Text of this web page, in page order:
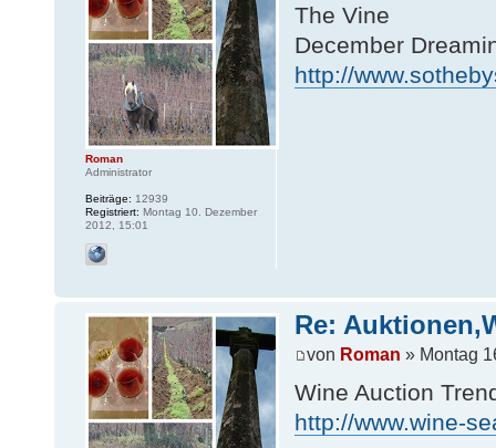
The Vine
December
http://
Roman
Administrator
Beiträge: 12939
Registriert: Montag 10. Dezember
2012, 15:01
Re:
von Roman » Montag
Wine Auction
http://www.wine-